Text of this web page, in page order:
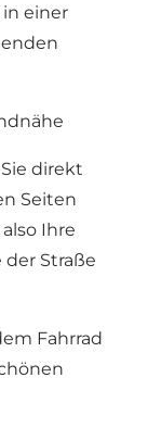
einer
direkt
Seiten
Ihre
der Straße
Fahrrad